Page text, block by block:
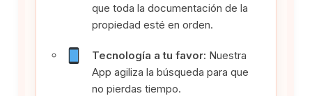
que toda la documentación de la
propiedad esté en orden.
Tecnología a tu favor: Nuestra
App agiliza la búsqueda para que
no pierdas tiempo.